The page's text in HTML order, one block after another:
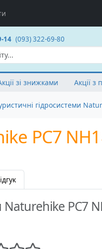
14 (093) 322-69-80
зі знижками Акції з
гідросистеми
PC7
PC7